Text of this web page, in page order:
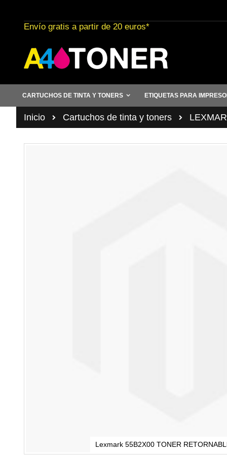
al
contenido
Envío gratis a partir de 20 euros*
CARTUCHOS DE TINTA Y TONERS ETIQUETAS PARA
Inicio Cartuchos de tinta y toners
Lexmark 55B2X00 TONER